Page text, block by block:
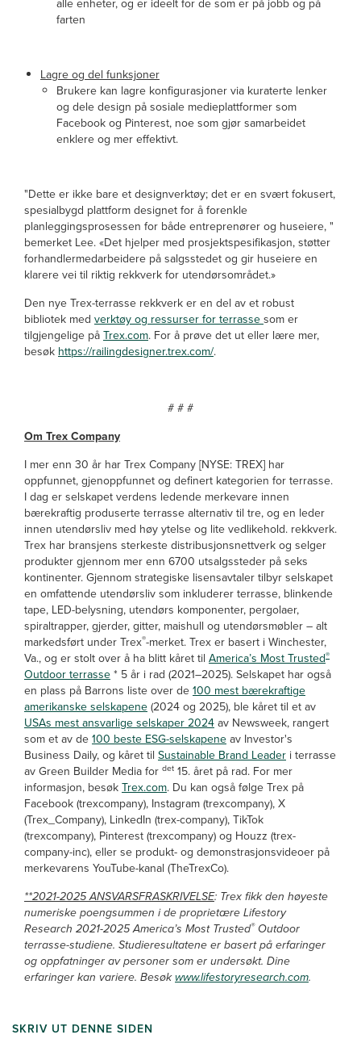
alle enheter, og er ideelt for de som er på jobb og på
farten
Lagre og del funksjoner
Brukere kan lagre konfigurasjoner via kuraterte lenker
og dele design på sosiale medieplattformer som
Facebook og Pinterest, noe som gjør samarbeidet
enklere og mer effektivt.
"Dette er ikke bare et designverktøy; det er en svært fokusert,
spesialbygd plattform designet for å forenkle
planleggingsprosessen for både entreprenører og huseiere, "
bemerket Lee. «Det hjelper med prosjektspesifikasjon, støtter
forhandlermedarbeidere på salgsstedet og gir huseiere en
klarere vei til riktig rekkverk for utendørsområdet.»
Den nye Trex-terrasse rekkverk er en del av et robust
bibliotek med verktøy og ressurser for terrassesom er
tilgjengelige påTrex.com. For å prøve det ut eller lære mer,
besøkhttps://railingdesigner.trex.com/.
# # #
Om Trex Company
I mer enn 30 år har Trex Company [NYSE: TREX] har
oppfunnet, gjenoppfunnet og definert kategorien for terrasse.
I dag er selskapet verdens ledende merkevare innen
bærekraftig produserte terrasse alternativ til tre, og en leder
innen utendørsliv med høy ytelse og lite vedlikehold. rekkverk.
Trex har bransjens sterkeste distribusjonsnettverk og selger
produkter gjennom mer enn 6700 utsalgssteder på seks
kontinenter. Gjennom strategiske lisensavtaler tilbyr selskapet
en omfattende utendørsliv som inkluderer terrasse, blinkende
tape, LED-belysning, utendørs komponenter, pergolaer,
spiraltrapper, gjerder, gitter, maishull og utendørsmøbler – alt
markedsført under Trex®-merket. Trex er basert i Winchester,
Va., og er stolt over å ha blitt kåret til America’s Most Trusted®
Outdoor terrasse* 5 år i rad (2021–2025). Selskapet har også
en plass på Barrons liste over de100 mest bærekraftige
amerikanske selskapene(2024 og 2025), ble kåret til et av
USAs mest ansvarlige selskaper 2024av Newsweek, rangert
som et av de100 beste ESG-selskapeneav Investor's
Business Daily, og kåret til Sustainable Brand Leader i terrasse
av Green Builder Media for det 15. året på rad. For mer
informasjon, besøkTrex.com. Du kan også følge Trex på
Facebook (trexcompany), Instagram (trexcompany), X
(Trex_Company), LinkedIn (trex-company), TikTok
(trexcompany), Pinterest (trexcompany) og Houzz (trex-
company-inc), eller se produkt- og demonstrasjonsvideoer på
merkevarens YouTube-kanal (TheTrexCo).
**2021-2025 ANSVARSFRASKRIVELSE: Trex fikk den høyeste
numeriske poengsummen i de proprietære Lifestory
Research 2021-2025 America’s Most Trusted®Outdoor
terrasse-studiene. Studieresultatene er basert på erfaringer
og oppfatninger av personer som er undersøkt. Dine
erfaringer kan variere. Besøkwww.lifestoryresearch.com.
SKRIV UT DENNE SIDEN